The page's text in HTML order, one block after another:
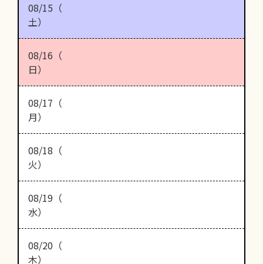
08/15（
土）
08/16（
日）
08/17（
月）
08/18（
火）
08/19（
水）
08/20（
木）